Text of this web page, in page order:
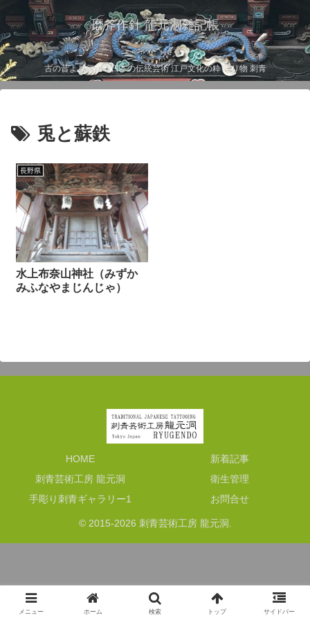
磨斧作針 龍元洞雑記帳
古の昔より伝わる日本の伝統芸術 江戸文化の粋 彫り物 刺青
兎と蘇鉄
長野県
水上布奈山神社（みずか
みふなやまじんじゃ）
HOME
新着記事
刺青芸術工房 龍元洞
衛生管理
手彫り刺青ギャラリー1
お問合せ
© 2015-2026 刺青芸術工房 龍元洞.
メニュー ホーム 検索 トップ サイドバー